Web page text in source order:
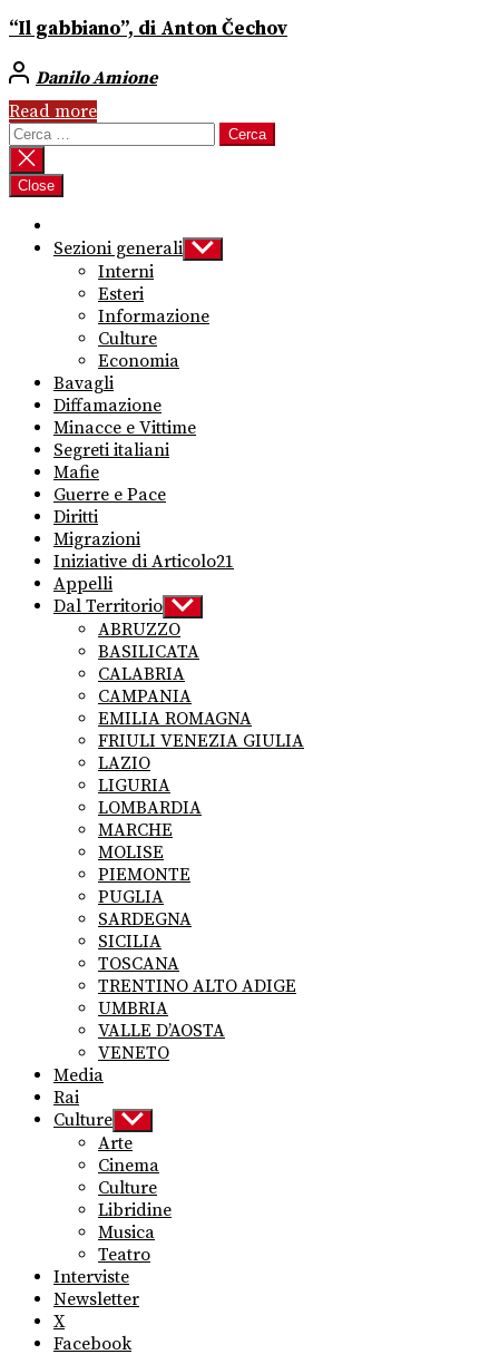
“Il gabbiano”, di Anton Čechov
Danilo Amione
Read more
Ricerca
per:
Close
Sezioni generali Show
sub
Interni
Esteri
Informazione
Culture
Economia
Bavagli
Diffamazione
Minacce e Vittime
Segreti italiani
Mafie
Guerre e Pace
Diritti
Migrazioni
Iniziative di Articolo21
Appelli
Dal Territorio Show
sub
menu
ABRUZZO
BASILICATA
CALABRIA
CAMPANIA
EMILIA ROMAGNA
FRIULI VENEZIA GIULIA
LAZIO
LIGURIA
LOMBARDIA
MARCHE
MOLISE
PIEMONTE
PUGLIA
SARDEGNA
SICILIA
TOSCANA
TRENTINO ALTO ADIGE
UMBRIA
VALLE D’AOSTA
VENETO
Media
Rai
Culture Show
sub
menu
Arte
Cinema
Culture
Libridine
Musica
Teatro
Interviste
Newsletter
X
Facebook